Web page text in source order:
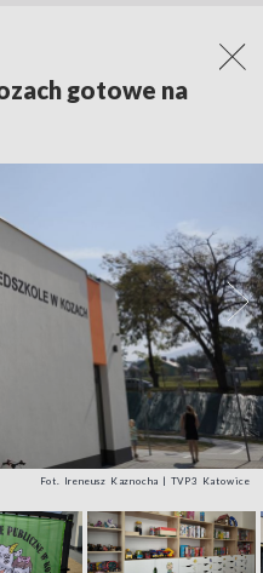
gotowe na
Fot. Ireneusz Kaznocha | TVP3 Katowice